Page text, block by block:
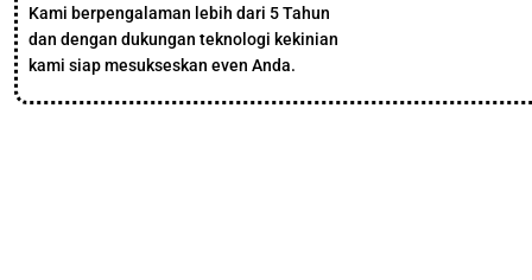
Kami berpengalaman lebih dari 5 Tahun
dan dengan dukungan teknologi kekinian
kami siap mesukseskan even Anda.